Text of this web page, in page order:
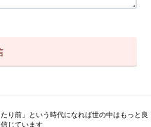
り前」という時代になれば世の中はもっと良
じています